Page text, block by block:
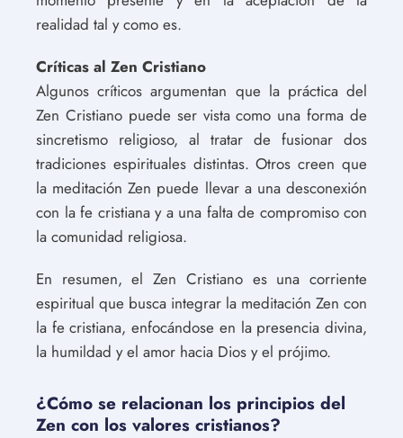
realidad tal y como es.
Críticas al Zen Cristiano
Algunos críticos argumentan que la práctica del
Zen Cristiano puede ser vista como una forma de
sincretismo religioso, al tratar de fusionar dos
tradiciones espirituales distintas. Otros creen que
la meditación Zen puede llevar a una desconexión
con la fe cristiana y a una falta de compromiso con
la comunidad religiosa.
En resumen, el Zen Cristiano es una corriente
espiritual que busca integrar la meditación Zen con
la fe cristiana, enfocándose en la presencia divina,
la humildad y el amor hacia Dios y el prójimo.
¿Cómo se relacionan los principios del
Zen con los valores cristianos?